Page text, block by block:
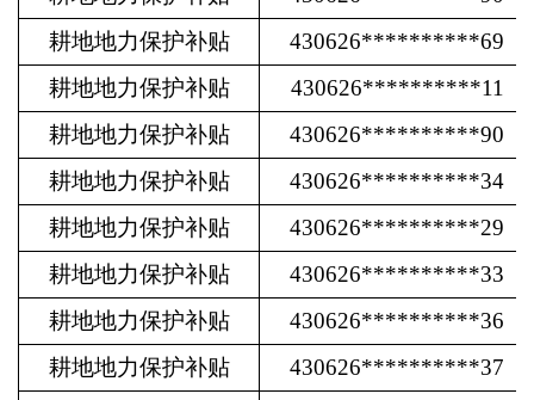
耕地地力保护补贴
430626**********69
耕地地力保护补贴
430626**********11
耕地地力保护补贴
430626**********90
耕地地力保护补贴
430626**********34
耕地地力保护补贴
430626**********29
耕地地力保护补贴
430626**********33
耕地地力保护补贴
430626**********36
耕地地力保护补贴
430626**********37